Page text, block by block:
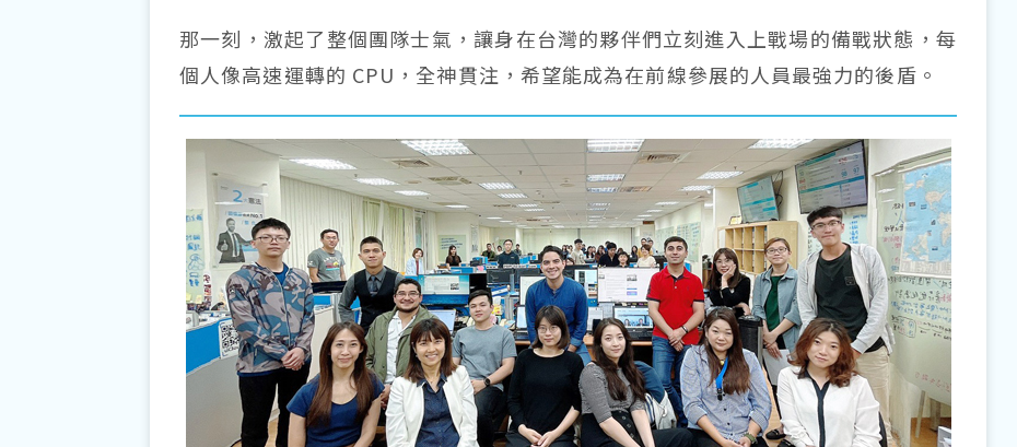
那一刻，激起了整個團隊士氣，讓身在台灣的夥伴們立刻進入上戰場的備戰狀態，每
個人像高速運轉的 CPU，全神貫注，希望能成為在前線參展的人員最強力的後盾。